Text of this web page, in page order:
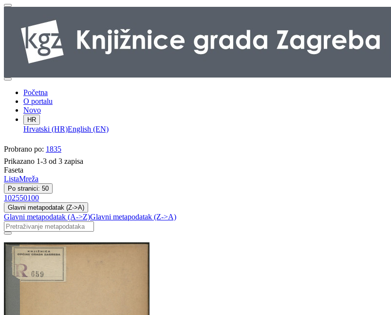
Početna
O portalu
Novo
HR
Hrvatski (HR)English (EN)
Probrano po: 1835
Prikazano 1-3 od 3 zapisa
Faseta
ListaMreža
Po stranici: 50
102550100
Glavni metapodatak (Z->A)
Glavni metapodatak (A->Z)Glavni metapodatak (Z->A)